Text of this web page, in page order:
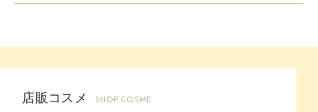
店販コスメ SHOP COSME